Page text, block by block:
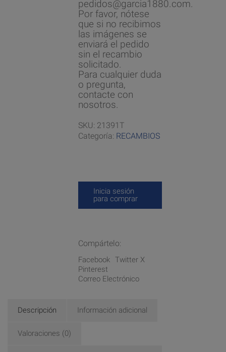
pedidos@garcia1880.com.
Por favor, nótese
que si no recibimos
las imágenes se
enviará el pedido
sin el recambio
solicitado.
Para cualquier duda
o pregunta,
contacte con
nosotros.
SKU: 21391T
Categoría: RECAMBIOS
Inicia sesión
para comprar
Compártelo:
Facebook Twitter X
Pinterest
Correo Electrónico
Descripción Información adicional
Valoraciones (0)